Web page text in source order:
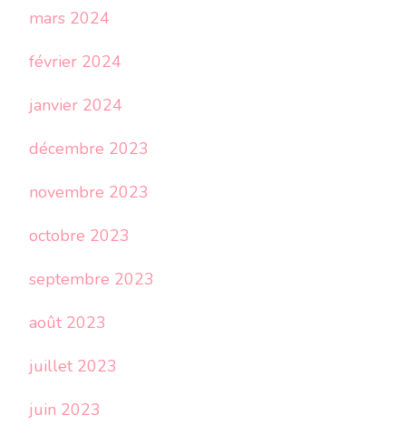
mars 2024
février 2024
janvier 2024
décembre 2023
novembre 2023
octobre 2023
septembre 2023
août 2023
juillet 2023
juin 2023